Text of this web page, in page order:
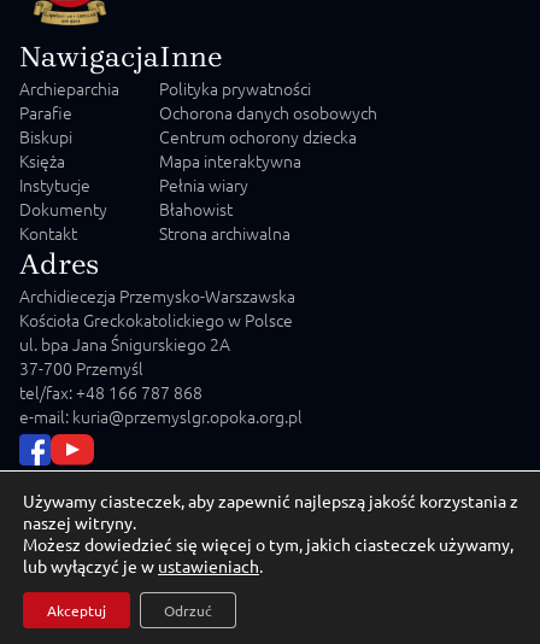
Nawigacja
Archieparchia
Parafie
Biskupi
Księża
Instytucje
Dokumenty
Kontakt
Inne
Polityka prywatności
Ochorona danych osobowych
Centrum ochorony dziecka
Mapa interaktywna
Pełnia wiary
Błahowist
Strona archiwalna
Adres
Archidiecezja Przemysko-Warszawska
Kościoła Greckokatolickiego w Polsce
ul. bpa Jana Śnigurskiego 2A
37-700 Przemyśl
tel/fax: +48 166 787 868
e-mail: kuria@przemyslgr.opoka.org.pl
© 2026 Archidiecezja Przemysko-Warszawska Kościoła
Greckokatolickiego w Polsce
Używamy ciasteczek, aby zapewnić najlepszą jakość korzystania z
naszej witryny.
Możesz dowiedzieć się więcej o tym, jakich ciasteczek używamy,
lub wyłączyć je w ustawieniach.
Akceptuj Odrzuć